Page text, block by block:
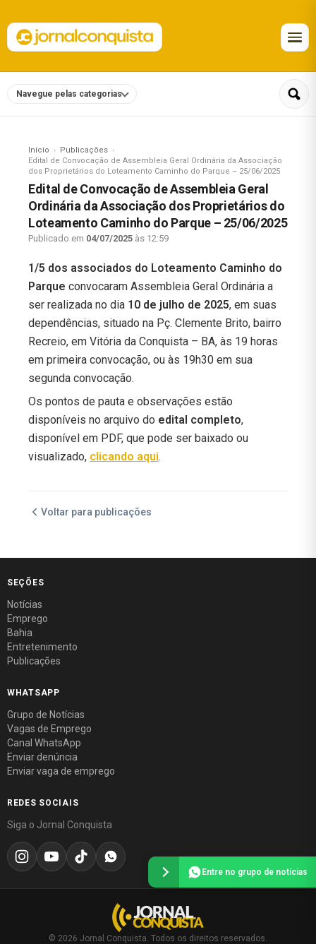
Navegue pelas categorias
Início
Publicações
Edital de Convocação de Assembleia Geral Ordinária da Associação
dos Proprietários do Loteamento Caminho do Parque – 25/06/2025
Edital de Convocação de Assembleia Geral
Ordinária da Associação dos Proprietários do
Loteamento Caminho do Parque – 25/06/2025
Publicado em 04/07/2025 às 12:59
1/5 dos associados do Loteamento Caminho do
Parque convocaram Assembleia Geral Ordinária a
ser realizada no dia 10 de julho de 2025, em suas
dependências, situado na Pç. Clemente Brito, bairro
Recreio, em Vitória da Conquista – BA, às 19 horas
em primeira convocação, ou às 19h30 em sua
segunda convocação.
Os pontos de pauta e observações estão
disponíveis no arquivo do edital completo,
disponível em PDF, que pode ser baixado ou
visualizado, clicando aqui.
Voltar para publicações
SEÇÕES
Notícias
Emprego
Bahia
Entretenimento
Publicações
WHATSAPP
Grupo de Notícias
Vagas de Emprego
Canal WhatsApp
Enviar denúncia
Enviar vaga de emprego
REDES SOCIAIS
Siga o Jornal Conquista
© 2026 Jornal Conquista. Todos os direitos reservados.
Entre no grupo de notícias